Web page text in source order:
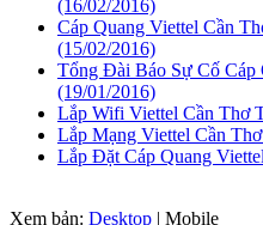
(16/02/2016)
Cáp Quang Viettel Cần
(15/02/2016)
Tổng Đài Báo Sự Cố Cáp
(19/01/2016)
Lắp Wifi Viettel Cần Thơ
Lắp Mạng Viettel Cần
Lắp Đặt Cáp Quang
Xem bản: Desktop | Mobile